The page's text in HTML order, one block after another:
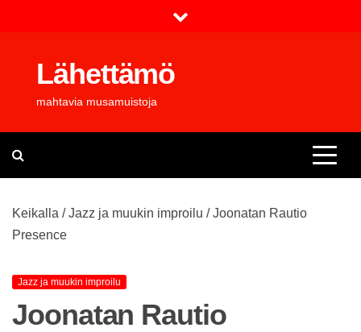
Lähettämö
mahtavia musamuistoja
Keikalla /Jazz ja muukin improilu /Joonatan Rautio
Presence
Jazz ja muukin improilu
Joonatan Rautio